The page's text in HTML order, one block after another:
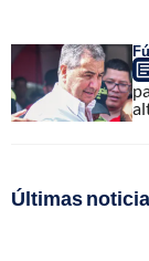
Últimas